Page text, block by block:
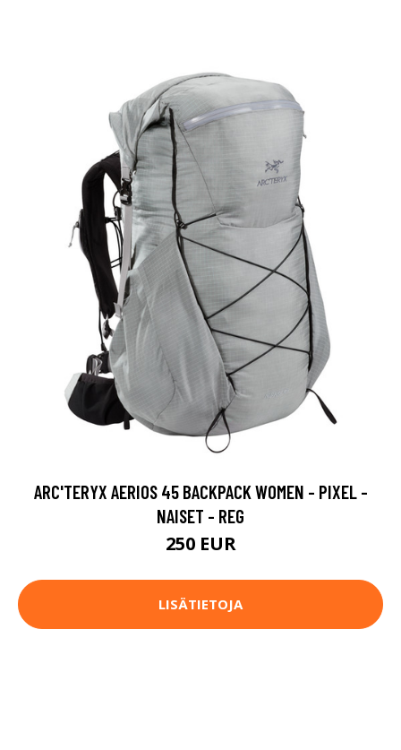
ARC'TERYX AERIOS 45 BACKPACK WOMEN - PIXEL -
NAISET - REG
250 EUR
LISÄTIETOJA